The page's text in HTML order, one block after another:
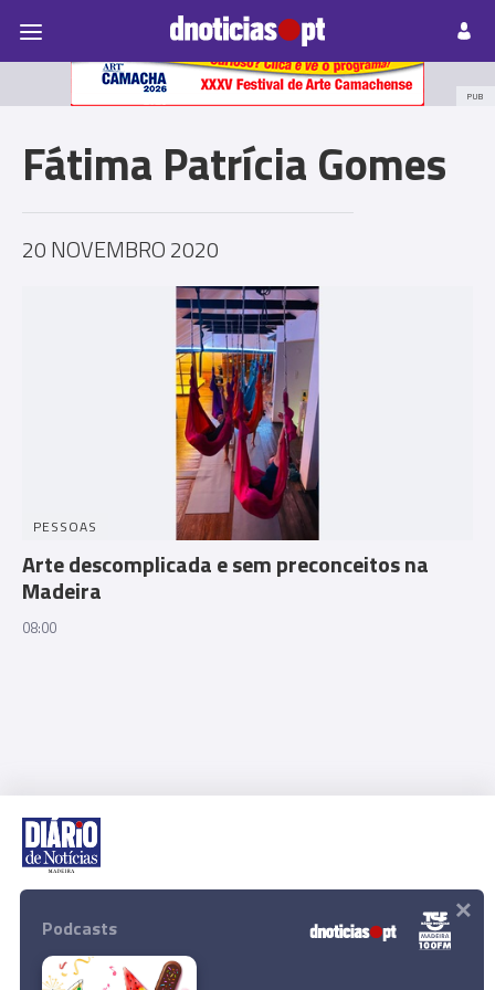
Prazeres Paisagens
PUB
Fátima Patrícia Gomes
20 NOVEMBRO 2020
PESSOAS
Arte descomplicada e sem preconceitos na
Madeira
08:00
Rua Dr. Fernão de Ornelas, 56 - 3º
291 202 300
Download App
Podcasts ×